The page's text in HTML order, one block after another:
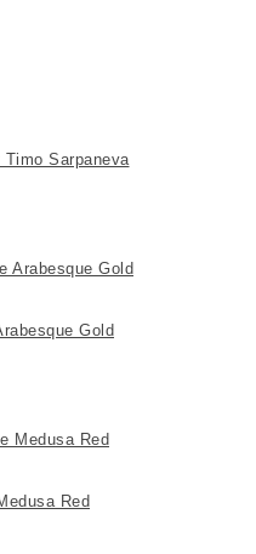
Sarpaneva
Gold
Red